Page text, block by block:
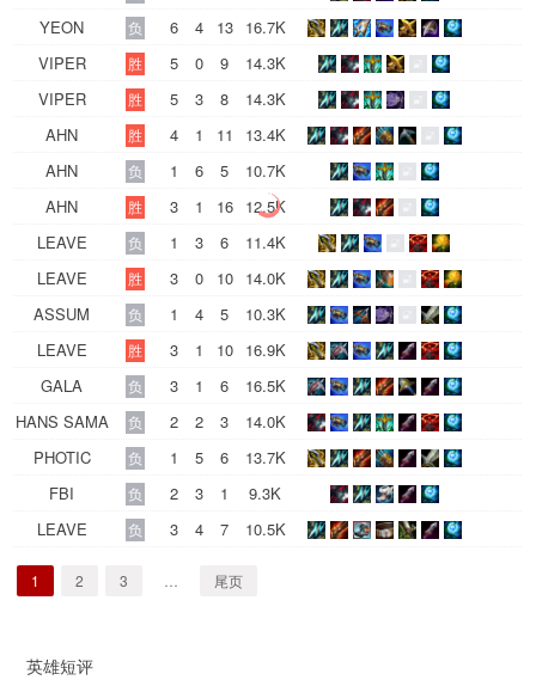
YEON
负 6 4 13 16.7K
VIPER
胜 5 0 9
14.3K
VIPER
胜 5 3 8
14.3K
AHN
胜 4 1 11
13.4K
AHN
负 1 6 5
10.7K
AHN
胜 3 1 16 12.5K
LEAVE
负 1 3 6
11.4K
LEAVE
胜 3 0 10 14.0K
ASSUM
负 1 4 5
10.3K
LEAVE
胜 3 1 10 16.9K
GALA
负 3 1 6
16.5K
HANS SAMA
负 2 2 3
14.0K
PHOTIC
负 1 5 6
13.7K
FBI
负 2 3 1
9.3K
LEAVE
负 3 4 7 10.5K
1 2 3 尾页
英雄短评